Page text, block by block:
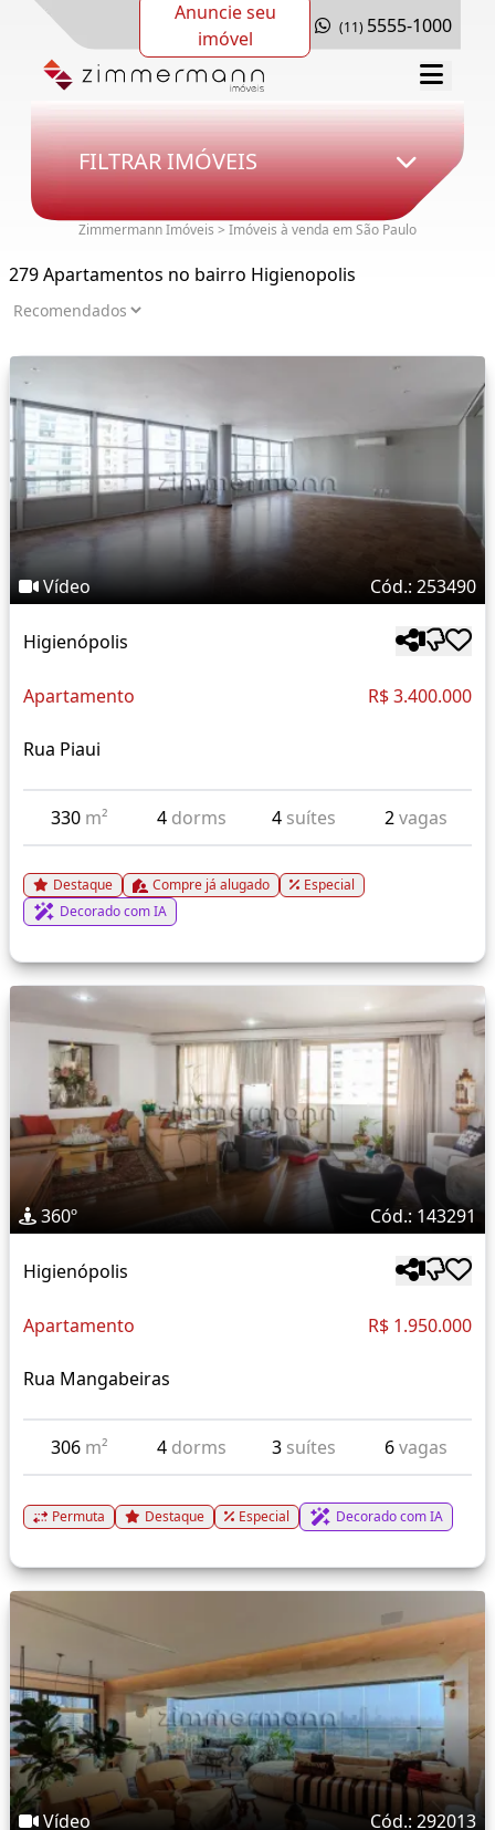
Anuncie seu
imóvel
(11) 5555-1000
FILTRAR IMÓVEIS
Zimmermann Imóveis > Imóveis à venda em São Paulo
279 Apartamentos no bairro Higienopolis
Vídeo Cód.: 253490
Higienópolis
Apartamento R$ 3.400.000
Rua Piaui
330 m² 4 dorms 4 suítes 2vagas
Destaque Compre já alugado
Especial
Decorado com IA
360º Cód.: 143291
Higienópolis
Apartamento R$ 1.950.000
Rua Mangabeiras
306 m² 4 dorms 3 suítes 6vagas
Permuta Destaque Especial Decorado com IA
Vídeo Cód.: 292013